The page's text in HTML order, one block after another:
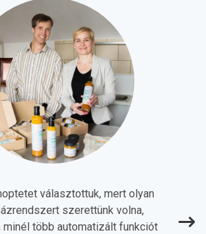
választottuk, mert olyan
szerettünk volna,
minél több automatizált funkciót